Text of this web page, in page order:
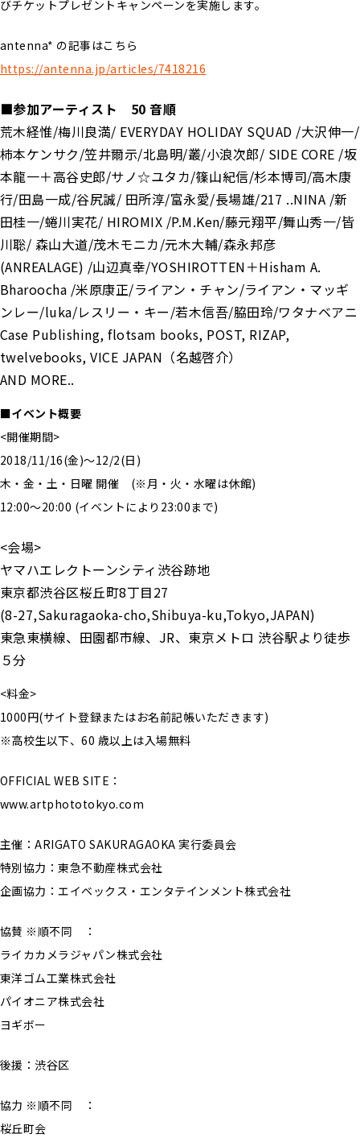
びチケットプレゼントキャンペーンを実施します。
antenna* の記事はこちら
https://antenna.jp/articles/7418216
■参加アーティスト 50 音順
荒木経惟/梅川良満/ EVERYDAY HOLIDAY SQUAD /大沢伸一/
柿本ケンサク/笠井爾示/北島明/叢/小浪次郎/ SIDE CORE /坂
本龍一＋高谷史郎/サノ☆ユタカ/篠山紀信/杉本博司/高木康
行/田島一成/谷尻誠/ 田所淳/富永愛/長場雄/217 ..NINA /新
田桂一/蜷川実花/ HIROMIX /P.M.Ken/藤元翔平/舞山秀一/皆
川聡/ 森山大道/茂木モニカ/元木大輔/森永邦彦
(ANREALAGE) /山辺真幸/YOSHIROTTEN＋Hisham A.
Bharoocha /米原康正/ライアン・チャン/ライアン・マッギ
ンレー/luka/レスリー・キー/若木信吾/脇田玲/ワタナベアニ
Case Publishing, flotsam books, POST, RIZAP,
twelvebooks, VICE JAPAN（名越啓介）
AND MORE..
■イベント概要
<開催期間>
2018/11/16(金)〜12/2(日)
木・金・土・日曜 開催 (※月・火・水曜は休館)
12:00〜20:00 (イベントにより23:00まで)
<会場>
ヤマハエレクトーンシティ渋谷跡地
東京都渋谷区桜丘町8丁目27
(8-27,Sakuragaoka-cho,Shibuya-ku,Tokyo,JAPAN)
東急東横線、田園都市線、JR、東京メトロ 渋谷駅より徒歩
５分
<料金>
1000円(サイト登録またはお名前記帳いただきます)
※高校生以下、60 歳以上は入場無料
OFFICIAL WEB SITE：
www.artphototokyo.com
主催：ARIGATO SAKURAGAOKA 実行委員会
特別協力：東急不動産株式会社
企画協力：エイベックス・エンタテインメント株式会社
協賛 ※順不同 ：
ライカカメラジャパン株式会社
東洋ゴム工業株式会社
パイオニア株式会社
ヨギボー
後援：渋谷区
協力 ※順不同 ：
桜丘町会